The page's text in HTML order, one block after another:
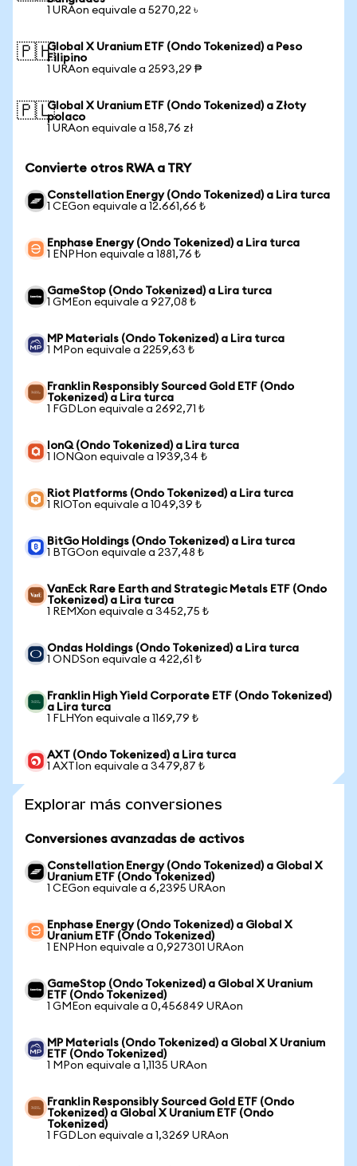
1 URAon equivale a 5270,22 ৳
🇵🇭Global X Uranium ETF (Ondo Tokenized) a Peso
Filipino
1 URAon equivale a 2593,29 ₱
🇵🇱Global X Uranium ETF (Ondo Tokenized) a Złoty
polaco
1 URAon equivale a 158,76 zł
Convierte otros RWA a TRY
Constellation Energy (Ondo Tokenized) a Lira turca
1 CEGon equivale a 12.661,66 ₺
Enphase Energy (Ondo Tokenized) a Lira turca
1 ENPHon equivale a 1881,76 ₺
GameStop (Ondo Tokenized) a Lira turca
1 GMEon equivale a 927,08 ₺
MP Materials (Ondo Tokenized) a Lira turca
1 MPon equivale a 2259,63 ₺
Franklin Responsibly Sourced Gold ETF (Ondo
Tokenized) a Lira turca
1 FGDLon equivale a 2692,71 ₺
IonQ (Ondo Tokenized) a Lira turca
1 IONQon equivale a 1939,34 ₺
Riot Platforms (Ondo Tokenized) a Lira turca
1 RIOTon equivale a 1049,39 ₺
BitGo Holdings (Ondo Tokenized) a Lira turca
1 BTGOon equivale a 237,48 ₺
VanEck Rare Earth and Strategic Metals ETF (Ondo
Tokenized) a Lira turca
1 REMXon equivale a 3452,75 ₺
Ondas Holdings (Ondo Tokenized) a Lira turca
1 ONDSon equivale a 422,61 ₺
Franklin High Yield Corporate ETF (Ondo Tokenized)
a Lira turca
1 FLHYon equivale a 1169,79 ₺
AXT (Ondo Tokenized) a Lira turca
1 AXTIon equivale a 3479,87 ₺
Explorar más conversiones
Conversiones avanzadas de activos
Constellation Energy (Ondo Tokenized) a Global X
Uranium ETF (Ondo Tokenized)
1 CEGon equivale a 6,2395 URAon
Enphase Energy (Ondo Tokenized) a Global X
Uranium ETF (Ondo Tokenized)
1 ENPHon equivale a 0,927301 URAon
GameStop (Ondo Tokenized) a Global X Uranium
ETF (Ondo Tokenized)
1 GMEon equivale a 0,456849 URAon
MP Materials (Ondo Tokenized) a Global X Uranium
ETF (Ondo Tokenized)
1 MPon equivale a 1,1135 URAon
Franklin Responsibly Sourced Gold ETF (Ondo
Tokenized) a Global X Uranium ETF (Ondo
Tokenized)
1 FGDLon equivale a 1,3269 URAon